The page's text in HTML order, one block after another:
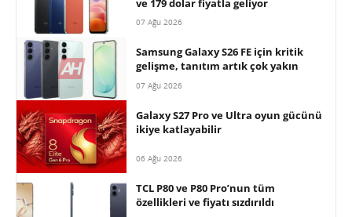
ve 179 dolar fiyatla geliyor
07 Ağu 2026
Samsung Galaxy S26 FE için kritik
gelişme, tanıtım artık çok yakın
07 Ağu 2026
Galaxy S27 Pro ve Ultra oyun gücünü
ikiye katlayabilir
06 Ağu 2026
TCL P80 ve P80 Pro’nun tüm
özellikleri ve fiyatı sızdırıldı